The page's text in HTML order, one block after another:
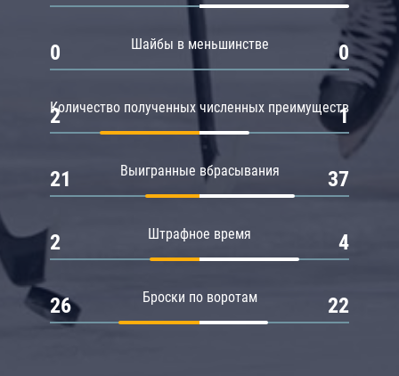
Шайбы в меньшинстве
0 0
Количество полученных численных преимуществ
2 1
Выигранные вбрасывания
21 37
Штрафное время
2 4
Броски по воротам
26 22